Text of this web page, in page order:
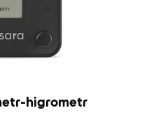
higrometr